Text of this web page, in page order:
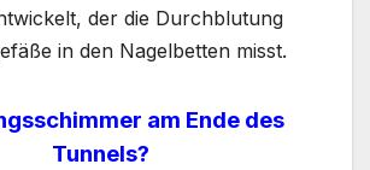
der die Durchblutung
in den Nagelbetten misst.
am Ende des
Tunnels?